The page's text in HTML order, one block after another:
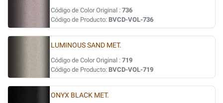
Código de Color Original : 736
Código de Producto: BVCD-VOL-736
LUMINOUS SAND MET.
Código de Color Original : 719
Código de Producto: BVCD-VOL-719
ONYX BLACK MET.